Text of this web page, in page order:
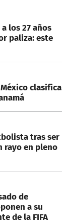
los 27 años
paliza: este
clasifica
tras ser
rayo en pleno
de
a su
de la FIFA